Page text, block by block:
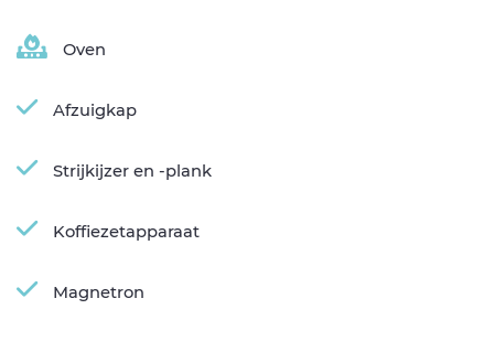
Oven
Afzuigkap
Strijkijzer en -plank
Koffiezetapparaat
Magnetron